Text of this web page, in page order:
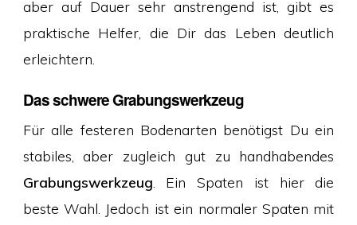
aber auf Dauer sehr anstrengend ist, gibt es
praktische Helfer, die Dir das Leben deutlich
erleichtern.
Das schwere Grabungswerkzeug
Für alle festeren Bodenarten benötigst Du ein
stabiles, aber zugleich gut zu handhabendes
Grabungswerkzeug . Ein Spaten ist hier die
beste Wahl. Jedoch ist ein normaler Spaten mit